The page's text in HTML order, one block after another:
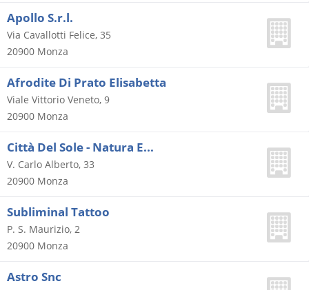
Apollo S.r.l.
Via Cavallotti Felice, 35
20900 Monza
Afrodite Di Prato Elisabetta
Viale Vittorio Veneto, 9
20900 Monza
Città Del Sole - Natura E...
V. Carlo Alberto, 33
20900 Monza
Subliminal Tattoo
P. S. Maurizio, 2
20900 Monza
Astro Snc